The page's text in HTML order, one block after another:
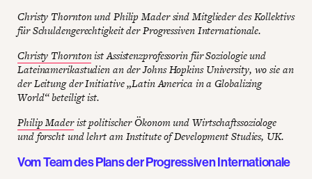
Christy Thornton und Philip Mader sind Mitglieder des Kollektivs
für Schuldengerechtigkeit der Progressiven Internationale.
Christy Thorntonist Assistenzprofessorin für Soziologie und
Lateinamerikastudien an der Johns Hopkins University, wo sie an
der Leitung der Initiative „Latin America in a Globalizing
World“ beteiligt ist.
Philip Maderist politischer Ökonom und Wirtschaftssoziologe
und forscht und lehrt am Institute of Development Studies, UK.
Vom Team des Plans der Progressiven Internationale